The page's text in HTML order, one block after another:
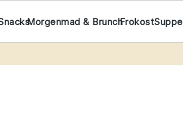
Morgenmad & BrunchFrokostSuppe